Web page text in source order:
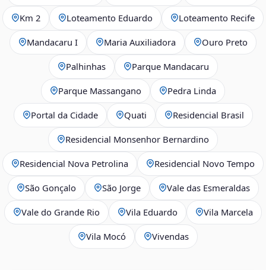
Km 2 Loteamento Eduardo Loteamento Recife
Mandacaru I Maria Auxiliadora Ouro Preto
Palhinhas Parque Mandacaru
Parque Massangano Pedra Linda
Portal da Cidade Quati Residencial Brasil
Residencial Monsenhor Bernardino
Residencial Nova Petrolina Residencial Novo Tempo
São Gonçalo São Jorge Vale das Esmeraldas
Vale do Grande Rio Vila Eduardo Vila Marcela
Vila Mocó Vivendas